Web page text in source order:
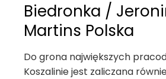
Biedronka /
Martins Polska
Do grona największych
Koszalinie jest zaliczana